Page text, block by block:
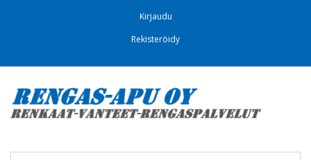
Kirjaudu
Rekisteröidy